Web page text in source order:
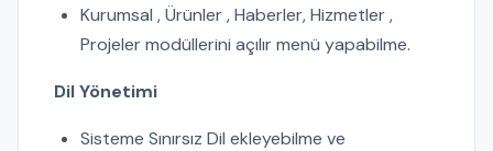
Kurumsal , Ürünler , Haberler, Hizmetler ,
Projeler modüllerini açılır menü yapabilme.
Dil Yönetimi
Sisteme Sınırsız Dil ekleyebilme ve